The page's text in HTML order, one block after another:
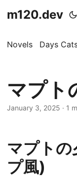
m120.dev
Novels Days
マプト
January 3, 2025 · 1
マプトの
プ風)